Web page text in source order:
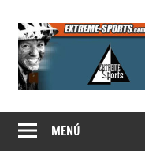
contenido
MENÚ